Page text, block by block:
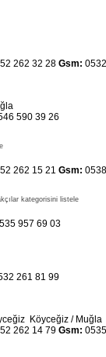
262 32 28 Gsm:
590 39 26
262 15 21 Gsm:
kategorisini listele
957 69 03
261 81 99
Köyceğiz / Muğla
262 14 79 Gsm: